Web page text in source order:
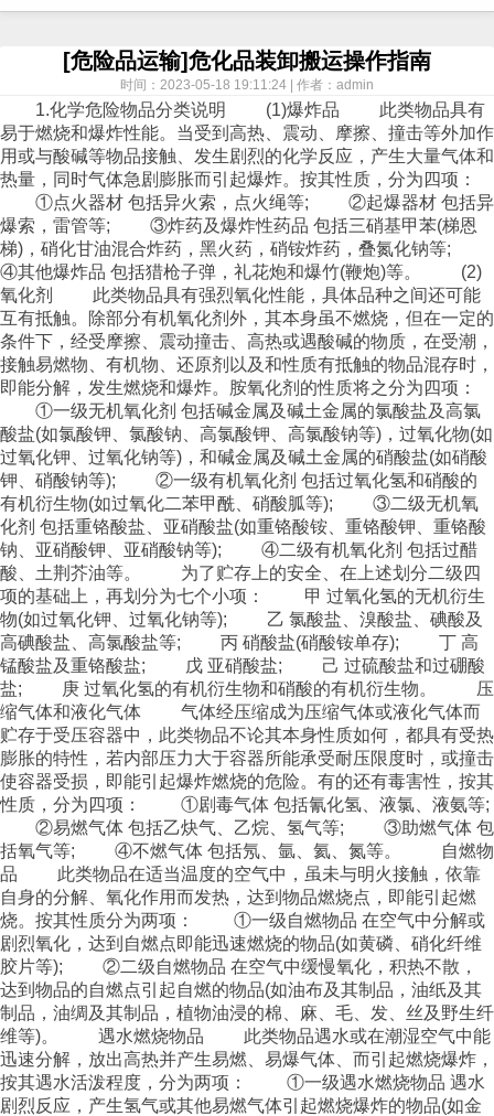
[危险品运输]危化品装卸搬运操作指南
时间：2023-05-18 19:11:24 | 作者：admin
1.化学危险物品分类说明 (1)爆炸品 此类物品具有
易于燃烧和爆炸性能。当受到高热、震动、摩擦、撞击等外加作
用或与酸碱等物品接触、发生剧烈的化学反应，产生大量气体和
热量，同时气体急剧膨胀而引起爆炸。按其性质，分为四项：
①点火器材 包括异火索，点火绳等; ②起爆器材 包括异
爆索，雷管等; ③炸药及爆炸性药品 包括三硝基甲苯(梯恩
梯)，硝化甘油混合炸药，黑火药，硝铵炸药，叠氮化钠等;
④其他爆炸品 包括猎枪子弹，礼花炮和爆竹(鞭炮)等。 (2)
氧化剂 此类物品具有强烈氧化性能，具体品种之间还可能
互有抵触。除部分有机氧化剂外，其本身虽不燃烧，但在一定的
条件下，经受摩擦、震动撞击、高热或遇酸碱的物质，在受潮，
接触易燃物、有机物、还原剂以及和性质有抵触的物品混存时，
即能分解，发生燃烧和爆炸。胺氧化剂的性质将之分为四项：
①一级无机氧化剂 包括碱金属及碱土金属的氯酸盐及高氯
酸盐(如氯酸钾、氯酸钠、高氯酸钾、高氯酸钠等)，过氧化物(如
过氧化钾、过氧化钠等)，和碱金属及碱土金属的硝酸盐(如硝酸
钾、硝酸钠等); ②一级有机氧化剂 包括过氧化氢和硝酸的
有机衍生物(如过氧化二苯甲酰、硝酸胍等); ③二级无机氧
化剂 包括重铬酸盐、亚硝酸盐(如重铬酸铵、重铬酸钾、重铬酸
钠、亚硝酸钾、亚硝酸钠等); ④二级有机氧化剂 包括过醋
酸、土荆芥油等。 为了贮存上的安全、在上述划分二级四
项的基础上，再划分为七个小项： 甲 过氧化氢的无机衍生
物(如过氧化钾、过氧化钠等); 乙 氯酸盐、溴酸盐、碘酸及
高碘酸盐、高氯酸盐等; 丙 硝酸盐(硝酸铵单存); 丁 高
锰酸盐及重铬酸盐; 戊 亚硝酸盐; 己 过硫酸盐和过硼酸
盐; 庚 过氧化氢的有机衍生物和硝酸的有机衍生物。 压
缩气体和液化气体 气体经压缩成为压缩气体或液化气体而
贮存于受压容器中，此类物品不论其本身性质如何，都具有受热
膨胀的特性，若内部压力大于容器所能承受耐压限度时，或撞击
使容器受损，即能引起爆炸燃烧的危险。有的还有毒害性，按其
性质，分为四项： ①剧毒气体 包括氰化氢、液氯、液氨等;
②易燃气体 包括乙炔气、乙烷、氢气等; ③助燃气体 包
括氧气等; ④不燃气体 包括氖、氩、氦、氮等。 自燃物
品 此类物品在适当温度的空气中，虽未与明火接触，依靠
自身的分解、氧化作用而发热，达到物品燃烧点，即能引起燃
烧。按其性质分为两项： ①一级自燃物品 在空气中分解或
剧烈氧化，达到自燃点即能迅速燃烧的物品(如黄磷、硝化纤维
胶片等); ②二级自燃物品 在空气中缓慢氧化，积热不散，
达到物品的自燃点引起自燃的物品(如油布及其制品，油纸及其
制品，油绸及其制品，植物油浸的棉、麻、毛、发、丝及野生纤
维等)。 遇水燃烧物品 此类物品遇水或在潮湿空气中能
迅速分解，放出高热并产生易燃、易爆气体、而引起燃烧爆炸，
按其遇水活泼程度，分为两项： ①一级遇水燃烧物品 遇水
剧烈反应，产生氢气或其他易燃气体引起燃烧爆炸的物品(如金